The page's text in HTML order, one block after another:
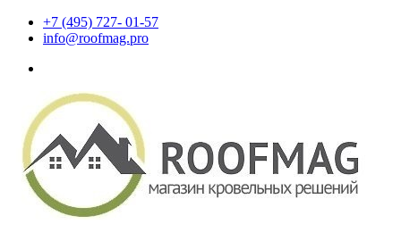
+7 (495) 727- 01-57
info@roofmag.pro